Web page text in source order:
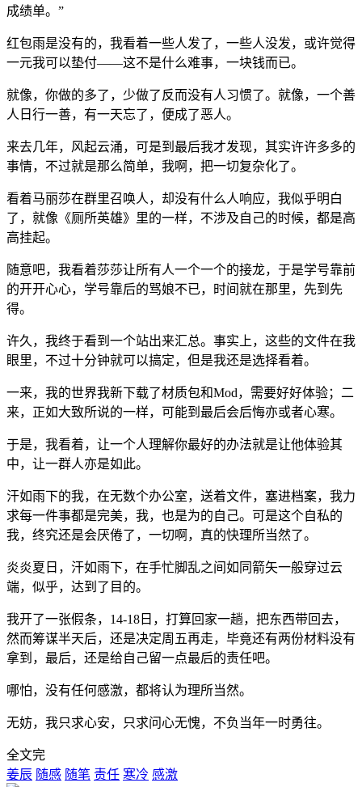
成绩单。”
红包雨是没有的，我看着一些人发了，一些人没发，或许觉得
一元我可以垫付——这不是什么难事，一块钱而已。
就像，你做的多了，少做了反而没有人习惯了。就像，一个善
人日行一善，有一天忘了，便成了恶人。
来去几年，风起云涌，可是到最后我才发现，其实许许多多的
事情，不过就是那么简单，我啊，把一切复杂化了。
看着马丽莎在群里召唤人，却没有什么人响应，我似乎明白
了，就像《厕所英雄》里的一样，不涉及自己的时候，都是高
高挂起。
随意吧，我看着莎莎让所有人一个一个的接龙，于是学号靠前
的开开心心，学号靠后的骂娘不已，时间就在那里，先到先
得。
许久，我终于看到一个站出来汇总。事实上，这些的文件在我
眼里，不过十分钟就可以搞定，但是我还是选择看着。
一来，我的世界我新下载了材质包和Mod，需要好好体验；二
来，正如大致所说的一样，可能到最后会后悔亦或者心寒。
于是，我看着，让一个人理解你最好的办法就是让他体验其
中，让一群人亦是如此。
汗如雨下的我，在无数个办公室，送着文件，塞进档案，我力
求每一件事都是完美，我，也是为的自己。可是这个自私的
我，终究还是会厌倦了，一切啊，真的快理所当然了。
炎炎夏日，汗如雨下，在手忙脚乱之间如同箭矢一般穿过云
端，似乎，达到了目的。
我开了一张假条，14-18日，打算回家一趟，把东西带回去，
然而筹谋半天后，还是决定周五再走，毕竟还有两份材料没有
拿到，最后，还是给自己留一点最后的责任吧。
哪怕，没有任何感激，都将认为理所当然。
无妨，我只求心安，只求问心无愧，不负当年一时勇往。
全文完
姜辰 随感 随笔 责任 寒冷 感激